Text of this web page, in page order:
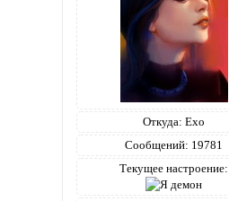
Откуда: Ехо
Сообщений: 19781
Текущее настроение: